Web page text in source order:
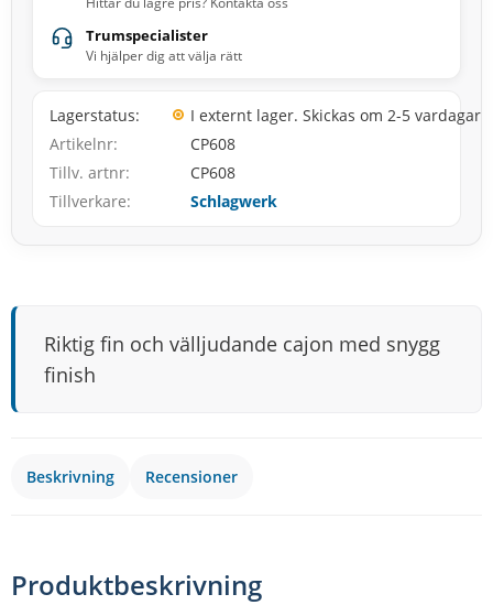
Trumspecialister
Vi hjälper dig att välja rätt
Lagerstatus
I externt lager. Skickas om 2-5 vardagar
Artikelnr
CP608
Tillv. artnr
CP608
Tillverkare
Schlagwerk
Riktig fin och välljudande cajon med snygg
finish
Beskrivning Recensioner
Produktbeskrivning